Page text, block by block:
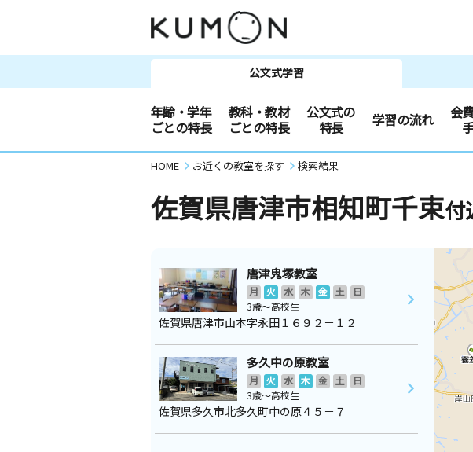
公文式学習
年齢・学年
ごとの特長
教科・教材
ごとの特長
公文式の
特長
学習の流れ
会
HOME お近くの教室を探す 検索結果
佐賀県唐津市相知町千束付
唐津鬼塚教室
月 火 水 木 金 土
日
3歳～高校生
佐賀県唐津市山本字永田１６９２－１２
多久中の原教室
月 火 水 木 金 土
日
3歳～高校生
佐賀県多久市北多久町中の原４５－７